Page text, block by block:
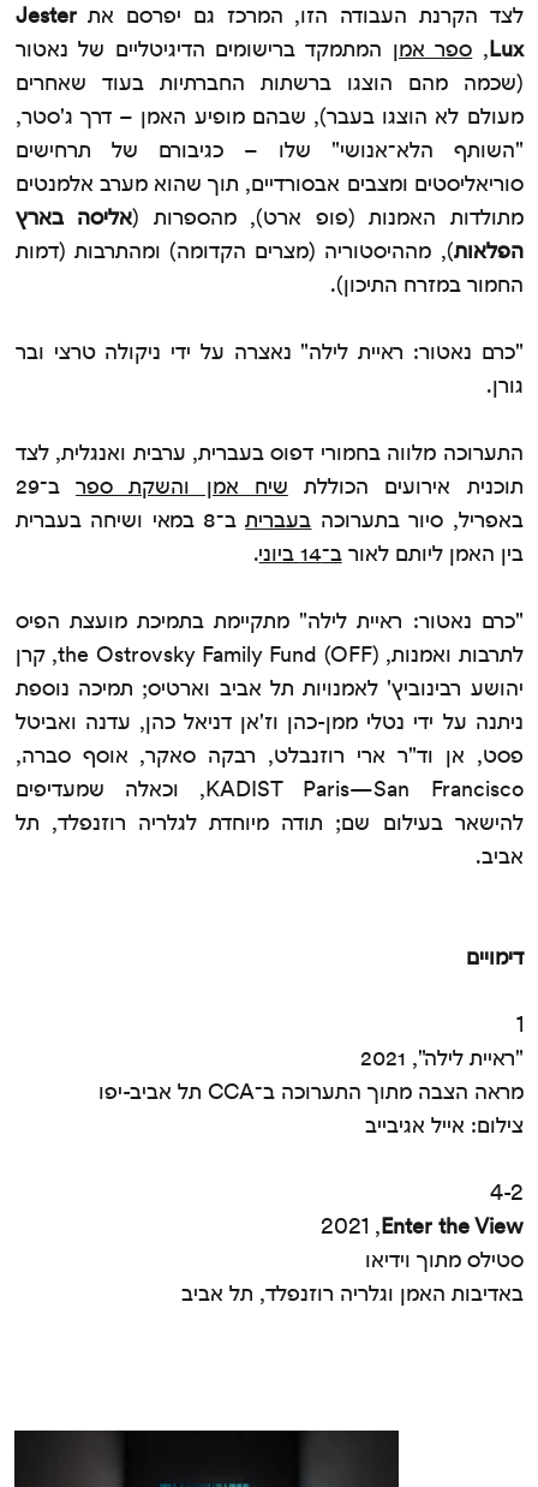
לצד הקרנת העבודה הזו, המרכז גם יפרסם אתJester
Lux
, ספר אמן המתמקד ברישומים הדיגיטליים של נאטור
(שכמה מהם הוצגו ברשתות החברתיות בעוד שאחרים
מעולם לא הוצגו בעבר), שבהם מופיע האמן – דרך ג'סטר,
"השותף הלא־אנושי" שלו – כגיבורם של תרחישים
סוריאליסטים ומצבים אבסורדיים, תוך שהוא מערב אלמנטים
מתולדות האמנות (פופ ארט), מהספרות (אליסה בארץ
הפלאות), מההיסטוריה (מצרים הקדומה) ומהתרבות (דמות
החמור במזרח התיכון).
"כרם נאטור: ראיית לילה" נאצרה על ידי ניקולה טרצי ובר
גורן.
התערוכה מלווה בחמורי דפוס בעברית, ערבית ואנגלית, לצד
תוכנית אירועים הכוללת שיח אמן והשקת ספר
ב־29
באפריל, סיור בתערוכה בעברית
ב־8 במאי ושיחה בעברית
בין האמן ליותם לאורב־14 ביוני .
"כרם נאטור: ראיית לילה" מתקיימת בתמיכת מועצת הפיס
לתרבות ואמנות, the Ostrovsky Family Fund (OFF), קרן
יהושע רבינוביץ' לאמנויות תל אביב וארטיס; תמיכה נוספת
ניתנה על ידי נטלי ממן-כהן וז'אן דניאל כהן, עדנה ואביטל
פסט, אן וד"ר ארי רוזנבלט, רבקה סאקר, אוסף סברה,
KADIST Paris—San Francisco, וכאלה שמעדיפים
להישאר בעילום שם; תודה מיוחדת לגלריה רוזנפלד, תל
אביב.
דימויים
1
"ראיית לילה", 2021
מראה הצבה מתוך התערוכה ב־CCA תל אביב-יפו
צילום: אייל אגיבייב
4-2
2021 ,Enter the View
סטילס מתוך וידיאו
באדיבות האמן וגלריה רוזנפלד, תל אביב